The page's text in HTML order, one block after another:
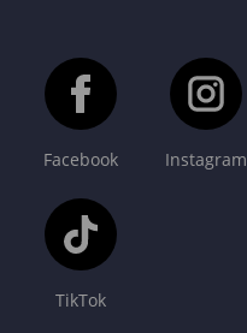
Facebook Instagram
TikTok